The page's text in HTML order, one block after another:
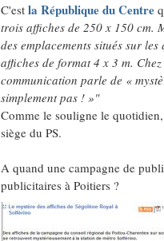
C'est la République du Centre
trois affiches de 250 x 150 cm.
des emplacements situés sur
affiches de format 4 x 3 m.
communication parle de «
simplement pas ! »"
Comme le souligne le
siège du PS.
A quand une campagne de
publicitaires à Poitiers ?